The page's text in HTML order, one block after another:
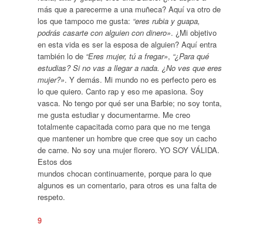
más que a parecerme a una muñeca? Aquí va otro de
los que tampoco me gusta: “eres rubia y guapa,
podrás casarte con alguien con dinero». ¿Mi objetivo
en esta vida es ser la esposa de alguien? Aquí entra
también lo de “Eres mujer, tú a fregar», “¿Para qué
estudias? Si no vas a llegar a nada. ¿No ves que eres
mujer?». Y demás. Mi mundo no es perfecto pero es
lo que quiero. Canto rap y eso me apasiona. Soy
vasca. No tengo por qué ser una Barbie; no soy tonta,
me gusta estudiar y documentarme. Me creo
totalmente capacitada como para que no me tenga
que mantener un hombre que cree que soy un cacho
de carne. No soy una mujer florero. YO SOY VÁLIDA.
Estos dos
mundos chocan continuamente, porque para lo que
algunos es un comentario, para otros es una falta de
respeto.
9